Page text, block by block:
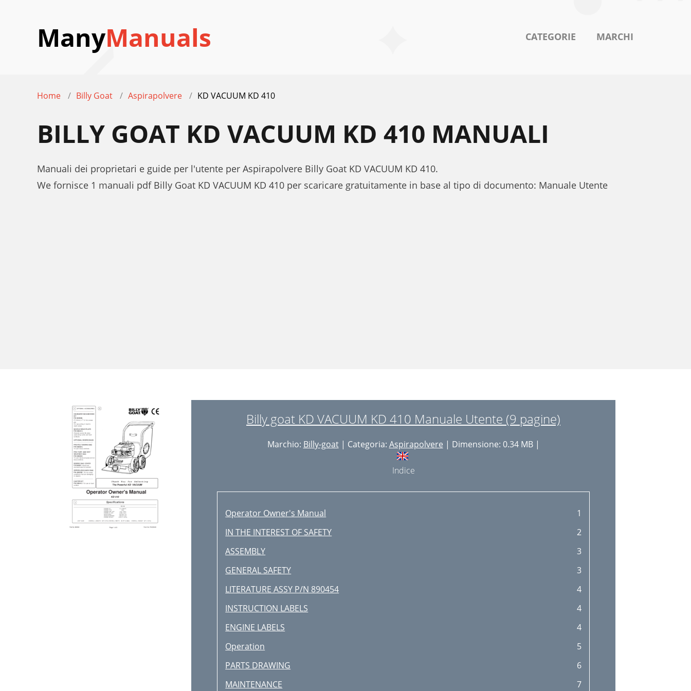
ManyManuals CATEGORIE MARCHI
Home Billy Goat Aspirapolvere KD VACUUM KD 410
BILLY GOAT KD VACUUM KD 410 MANUALI
Manuali dei proprietari e guide per l'utente per Aspirapolvere Billy Goat KD VACUUM KD 410.
We fornisce 1 manuali pdf Billy Goat KD VACUUM KD 410 per scaricare gratuitamente in base al tipo di documento: Manuale Utente
Billy goat KD VACUUM KD 410 Manuale Utente (9 pagine)
Marchio: Billy-goat| Categoria: Aspirapolvere | Dimensione: 0.34 MB |
Indice
Operator Owner's Manual
1
IN THE INTEREST OF SAFETY
2
ASSEMBLY
3
GENERAL SAFETY
3
LITERATURE ASSY P/N 890454
4
INSTRUCTION LABELS
4
ENGINE LABELS
4
Operation
5
PARTS DRAWING
6
MAINTENANCE
7